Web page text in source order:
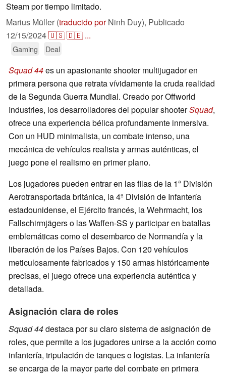
Steam por tiempo limitado.
Marius Müller (traducido porNinh Duy), Publicado
12/15/2024🇺🇸🇩🇪 ...
Gaming Deal
Squad 44es un apasionante shooter multijugador en
primera persona que retrata vívidamente la cruda realidad
de la Segunda Guerra Mundial. Creado por Offworld
Industries, los desarrolladores del popular shooterSquad,
ofrece una experiencia bélica profundamente inmersiva.
Con un HUD minimalista, un combate intenso, una
mecánica de vehículos realista y armas auténticas, el
juego pone el realismo en primer plano.
Los jugadores pueden entrar en las filas de la 1ª División
Aerotransportada británica, la 4ª División de Infantería
estadounidense, el Ejército francés, la Wehrmacht, los
Fallschirmjägers o las Waffen-SS y participar en batallas
emblemáticas como el desembarco de Normandía y la
liberación de los Países Bajos. Con 120 vehículos
meticulosamente fabricados y 150 armas históricamente
precisas, el juego ofrece una experiencia auténtica y
detallada.
Asignación clara de roles
Squad 44destaca por su claro sistema de asignación de
roles, que permite a los jugadores unirse a la acción como
infantería, tripulación de tanques o logistas. La infantería
se encarga de la mayor parte del combate en primera